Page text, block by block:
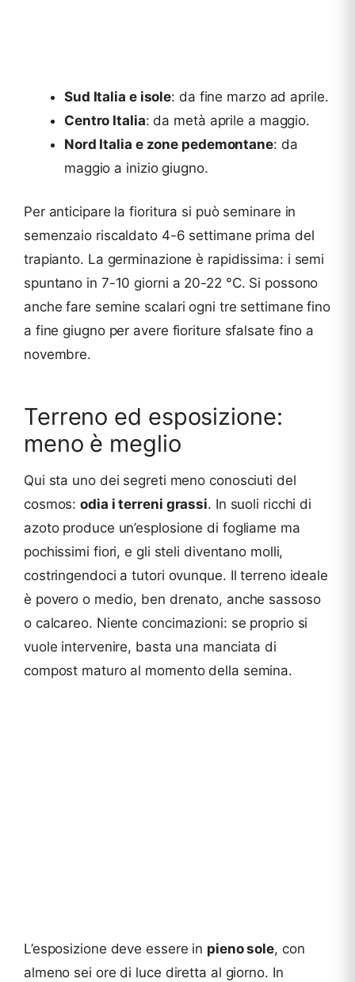
Sud Italia e isole: da fine marzo ad aprile.
Centro Italia: da metà aprile a maggio.
Nord Italia e zone pedemontane: da
maggio a inizio giugno.
Per anticipare la fioritura si può seminare in
semenzaio riscaldato 4-6 settimane prima del
trapianto. La germinazione è rapidissima: i semi
spuntano in 7-10 giorni a 20-22 °C. Si possono
anche fare semine scalari ogni tre settimane fino
a fine giugno per avere fioriture sfalsate fino a
novembre.
Terreno ed esposizione:
meno è meglio
Qui sta uno dei segreti meno conosciuti del
cosmos:odia i terreni grassi. In suoli ricchi di
azoto produce un’esplosione di fogliame ma
pochissimi fiori, e gli steli diventano molli,
costringendoci a tutori ovunque. Il terreno ideale
è povero o medio, ben drenato, anche sassoso
o calcareo. Niente concimazioni: se proprio si
vuole intervenire, basta una manciata di
compost maturo al momento della semina.
L’esposizione deve essere in pieno sole, con
almeno sei ore di luce diretta al giorno. In